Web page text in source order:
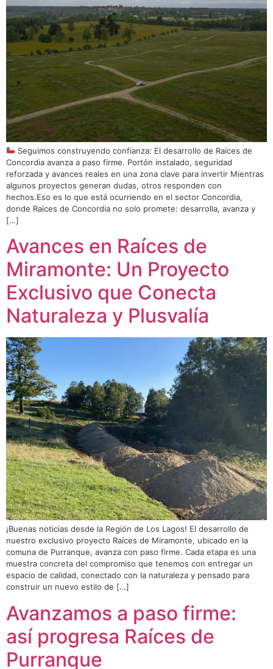
Seguimos construyendo confianza: El desarrollo de Raíces de
Concordia avanza a paso firme. Portón instalado, seguridad
reforzada y avances reales en una zona clave para invertir Mientras
algunos proyectos generan dudas, otros responden con
hechos.Eso es lo que está ocurriendo en el sector Concordia,
donde Raíces de Concordia no solo promete: desarrolla, avanza y
[…]
Avances en Raíces de
Miramonte: Un Proyecto
Exclusivo que Conecta
Naturaleza y Plusvalía
¡Buenas noticias desde la Región de Los Lagos! El desarrollo de
nuestro exclusivo proyecto Raíces de Miramonte, ubicado en la
comuna de Purranque, avanza con paso firme. Cada etapa es una
muestra concreta del compromiso que tenemos con entregar un
espacio de calidad, conectado con la naturaleza y pensado para
construir un nuevo estilo de […]
Avanzamos a paso firme:
así progresa Raíces de
Purranque